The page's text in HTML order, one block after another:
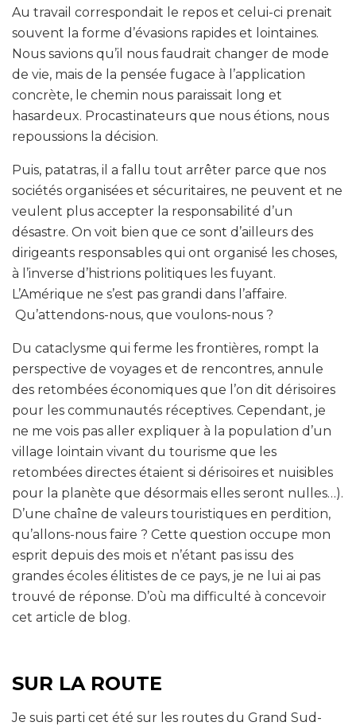
Au travail correspondait le repos et celui-ci prenait
souvent la forme d’évasions rapides et lointaines.
Nous savions qu’il nous faudrait changer de mode
de vie, mais de la pensée fugace à l’application
concrète, le chemin nous paraissait long et
hasardeux. Procastinateurs que nous étions, nous
repoussions la décision.
Puis, patatras, il a fallu tout arrêter parce que nos
sociétés organisées et sécuritaires, ne peuvent et ne
veulent plus accepter la responsabilité d’un
désastre. On voit bien que ce sont d’ailleurs des
dirigeants responsables qui ont organisé les choses,
à l’inverse d’histrions politiques les fuyant.
L’Amérique ne s’est pas grandi dans l’affaire.
Qu’attendons-nous, que voulons-nous ?
Du cataclysme qui ferme les frontières, rompt la
perspective de voyages et de rencontres, annule
des retombées économiques que l’on dit dérisoires
pour les communautés réceptives. Cependant, je
ne me vois pas aller expliquer à la population d’un
village lointain vivant du tourisme que les
retombées directes étaient si dérisoires et nuisibles
pour la planète que désormais elles seront nulles…).
D’une chaîne de valeurs touristiques en perdition,
qu’allons-nous faire ? Cette question occupe mon
esprit depuis des mois et n’étant pas issu des
grandes écoles élitistes de ce pays, je ne lui ai pas
trouvé de réponse. D’où ma difficulté à concevoir
cet article de blog.
SUR LA ROUTE
Je suis parti cet été sur les routes du Grand Sud-